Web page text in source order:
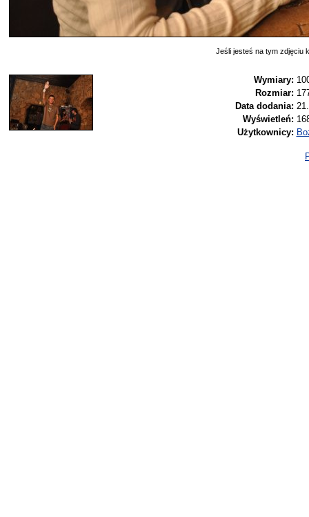
Jeśli jesteś na tym zdjęciu
Wymiary:
Rozmiar:
Data dodania:
Wyświetleń:
Użytkownicy: